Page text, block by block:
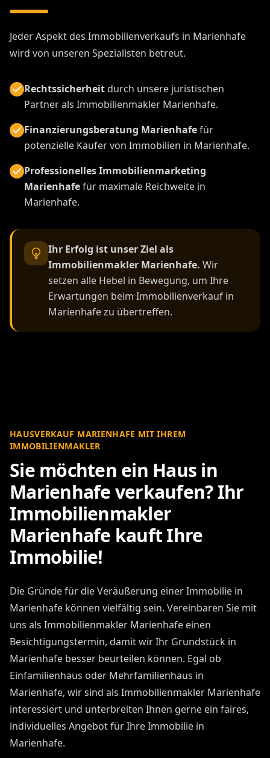
Jeder Aspekt des Immobilienverkaufs in Marienhafe
wird von unseren Spezialisten betreut.
Rechtssicherheitdurch unsere juristischen
Partner als Immobilienmakler Marienhafe.
Finanzierungsberatung Marienhafefür
potenzielle Käufer von Immobilien in Marienhafe.
Professionelles Immobilienmarketing
Marienhafefür maximale Reichweite in
Marienhafe.
Ihr Erfolg ist unser Ziel als
Immobilienmakler Marienhafe. Wir
setzen alle Hebel in Bewegung, um Ihre
Erwartungen beim Immobilienverkauf in
Marienhafe zu übertreffen.
HAUSVERKAUF MARIENHAFE MIT IHREM
IMMOBILIENMAKLER
Sie möchten ein Haus in
Marienhafe verkaufen? Ihr
Immobilienmakler
Marienhafe kauft Ihre
Immobilie!
Die Gründe für die Veräußerung einer Immobilie in
Marienhafe können vielfältig sein. Vereinbaren Sie mit
uns als Immobilienmakler Marienhafe einen
Besichtigungstermin, damit wir Ihr Grundstück in
Marienhafe besser beurteilen können. Egal ob
Einfamilienhaus oder Mehrfamilienhaus in
Marienhafe, wir sind als Immobilienmakler Marienhafe
interessiert und unterbreiten Ihnen gerne ein faires,
individuelles Angebot für Ihre Immobilie in
Marienhafe.